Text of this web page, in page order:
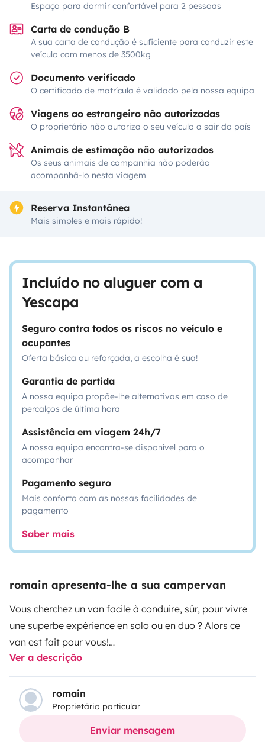
Espaço para dormir confortável para 2 pessoas
Carta de condução B
A sua carta de condução é suficiente para conduzir este
veículo com menos de 3500kg
Documento verificado
O certificado de matrícula é validado pela nossa equipa
Viagens ao estrangeiro não autorizadas
O proprietário não autoriza o seu veículo a sair do país
Animais de estimação não autorizados
Os seus animais de companhia não poderão
acompanhá-lo nesta viagem
Reserva Instantânea
Mais simples e mais rápido!
Incluído no aluguer com a
Yescapa
Seguro contra todos os riscos no veículo e
ocupantes
Oferta básica ou reforçada, a escolha é sua!
Garantia de partida
A nossa equipa propõe-lhe alternativas em caso de
percalços de última hora
Assistência em viagem 24h/7
A nossa equipa encontra-se disponível para o
acompanhar
Pagamento seguro
Mais conforto com as nossas facilidades de
pagamento
Saber mais
romain apresenta-lhe a sua campervan
Vous cherchez un van facile à conduire, sûr, pour vivre
une superbe expérience en solo ou en duo ? Alors ce
van est fait pour vous!
Niveau conduite : tres agréable à conduire et à se
diriger avec un autoradio doté d’un écran large tactile
à connecter Applecar, Androïd.
Niveau équipement intérieur :
Lit peigne avec matelas bultex très confortable facile à
Ver a descrição
romain
Proprietário particular
Enviar mensagem